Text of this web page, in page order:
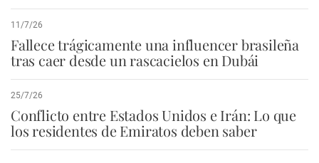
11/7/26
Fallece trágicamente una influencer brasileña
tras caer desde un rascacielos en Dubái
25/7/26
Conflicto entre Estados Unidos e Irán: Lo que
los residentes de Emiratos deben saber